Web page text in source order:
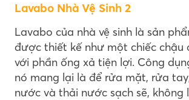
Lavabo Nhà Vệ Sinh 2
Lavabo của nhà vệ sinh là sản
được thiết kế như một chiếc chậu
với phần ống xả tiện lợi. Công
nó mang lại là để rửa mặt, rửa
nước và thải nước sạch sẽ, không